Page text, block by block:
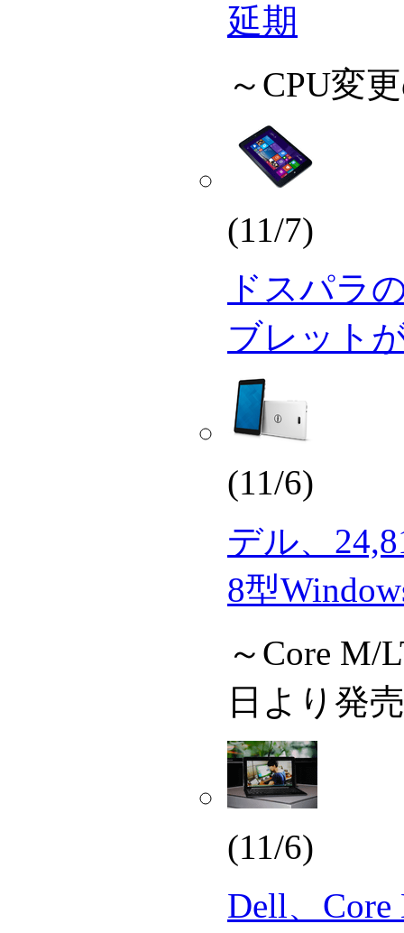
延期
～CPU変
(11/7)
ドスパラ
ブレット
(11/6)
デル、
8型
～Core M/
日より発
(11/6)
Dell、